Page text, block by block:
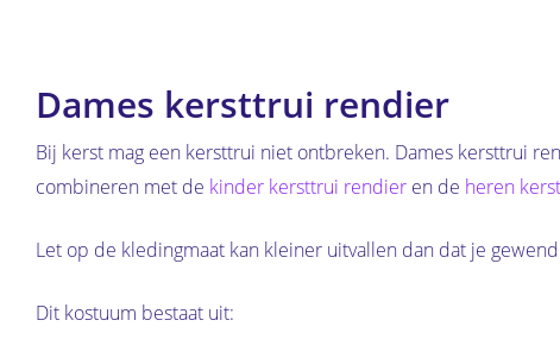
Dames kersttrui rendier
Bij kerst mag een kersttrui niet ontbreken. Dames kersttrui
combineren met de kinder kersttrui rendier en de heren
Let op de kledingmaat kan kleiner uitvallen dan dat je
Dit kostuum bestaat uit: